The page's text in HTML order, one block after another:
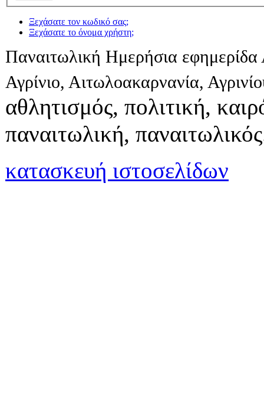
Ξεχάσατε τον κωδικό σας;
Ξεχάσατε το όνομα χρήστη;
Παναιτωλική Ημερήσια εφημερίδα
Αγρίνιο, Αιτωλοακαρνανία,
αθλητισμός, πολιτική,
παναιτωλική,
κατασκευή ιστοσελίδων